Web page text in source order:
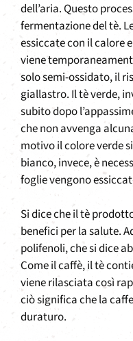
dell’aria. Questo
fermentazione del tè.
essiccate con il calore
viene
solo semi-ossidato, il
giallastro. Il tè verde,
subito dopo
che non avvenga
motivo il colore verde
bianco, invece, è
foglie vengono
Si dice che il tè
benefici per la salute.
polifenoli, che si dice
Come il caffè, il tè
viene rilasciata così
ciò significa che la
duraturo.